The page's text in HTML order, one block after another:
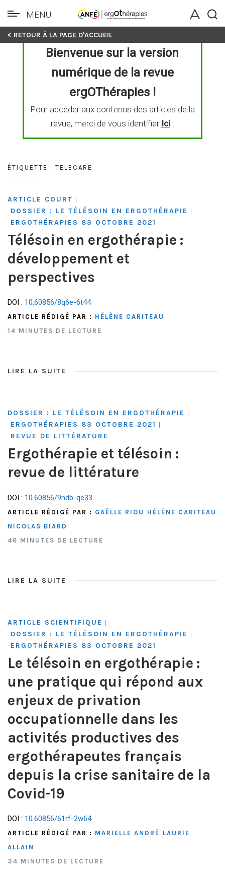
Skip
MENU
< RETOUR À LA PAGE D'ACCUEIL
Bienvenue sur la version
numérique de la revue
ergOThérapies !
Pour accéder aux contenus des articles de la
revue, merci de vous identifier Ici.
ÉTIQUETTE : TELECARE
ARTICLE COURT |
DOSSIER : LE TÉLÉSOIN EN ERGOTHÉRAPIE |
ERGOTHÉRAPIES 83 OCTOBRE 2021
Télésoin en ergothérapie :
développement et
perspectives
DOI : 10.60856/8q6e-6t44
ARTICLE RÉDIGÉ PAR : HÉLÈNE CARITEAU
14 MINUTES DE LECTURE
LIRE LA SUITE
DOSSIER : LE TÉLÉSOIN EN ERGOTHÉRAPIE
ERGOTHÉRAPIES 83 OCTOBRE 2021
REVUE DE LITTÉRATURE
Ergothérapie et télésoin :
revue de littérature
DOI : 10.60856/9ndb-qe33
ARTICLE RÉDIGÉ PAR : GAËLLE RIOU
HÉLÈNE CARITEAU
NICOLAS BIARD
46 MINUTES DE LECTURE
LIRE LA SUITE
ARTICLE SCIENTIFIQUE |
DOSSIER : LE TÉLÉSOIN EN ERGOTHÉRAPIE |
ERGOTHÉRAPIES 83 OCTOBRE 2021
Le télésoin en ergothérapie :
une pratique qui répond aux
enjeux de privation
occupationnelle dans les
activités productives des
ergothérapeutes français
depuis la crise sanitaire de la
Covid-19
DOI : 10.60856/61rf-2w64
ARTICLE RÉDIGÉ PAR : MARIELLE ANDRÉ LAURIE
ALLAIN
34 MINUTES DE LECTURE